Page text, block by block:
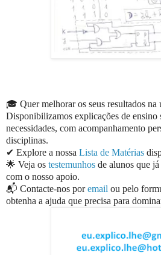
🎓 Quer melhorar os seus resultados na
Disponibilizamos explicações de ensino
necessidades, com acompanhamento
disciplinas.
✔ Explore a nossa Lista de Matérias
🌟 Veja os testemunhos de alunos que
com o nosso apoio.
📬 Contacte-nos poremail ou pelo
obtenha a ajuda que precisa para